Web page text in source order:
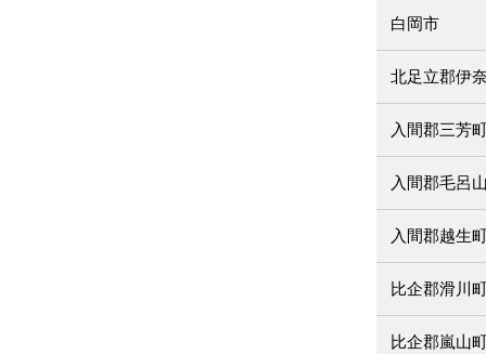
白岡市
北足立郡伊
入間郡三芳
入間郡毛呂
入間郡越生
比企郡滑川
比企郡嵐山